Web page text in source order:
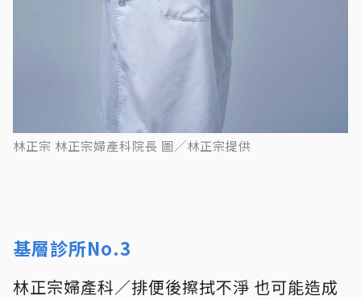
林正宗 林正宗婦產科院長 圖╱林正宗提供
基層診所No.3
林正宗婦產科／排便後擦拭不淨 也可能造成